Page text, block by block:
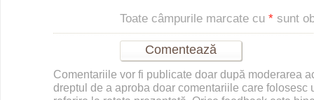
Toate câmpurile marcate cu * sunt
Comentariile vor fi publicate doar după moderarea
dreptul de a aproba doar comentariile care folosesc